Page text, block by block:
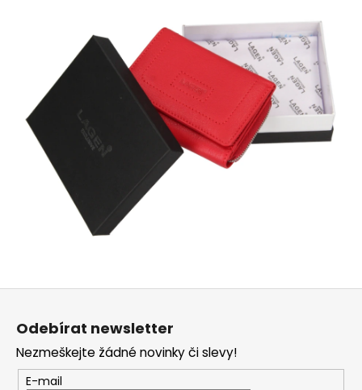
Z
Odebírat newsletter
Nezmeškejte žádné novinky či slevy!
E-mail